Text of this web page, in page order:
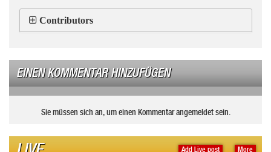
Contributors
EINEN KOMMENTAR HINZUFÜGEN
Sie müssen sich an, um einen Kommentar angemeldet sein.
More
Add Live post